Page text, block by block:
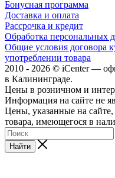
Бонусная программа
Доставка и оплата
Рассрочка и кредит
Обработка персональных
Общие условия договора
употреблении товара
2010 - 2026 © iCenter —
в Калининграде.
Цены в розничном и
Информация на сайте не
Цены, указанные на
товара, имеющегося в
Найти